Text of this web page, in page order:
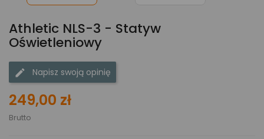
Athletic NLS-3 - Statyw
Oświetleniowy
Napisz swoją opinię
249,00 zł
Brutto